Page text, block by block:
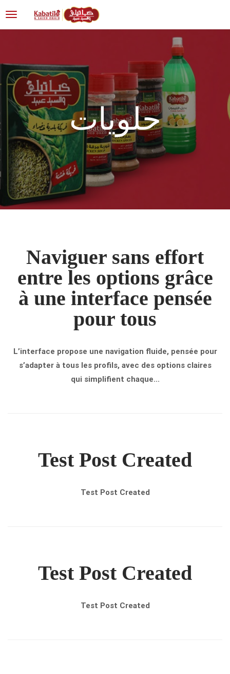
حلويات
Naviguer sans effort
entre les options grâce
à une interface pensée
pour tous
L’interface propose une navigation fluide, pensée pour
s’adapter à tous les profils, avec des options claires
qui simplifient chaque...
Test Post Created
Test Post Created
Test Post Created
Test Post Created